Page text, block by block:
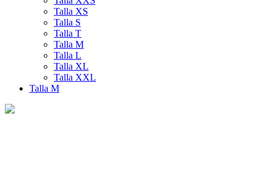
Talla XS
Talla S
Talla T
Talla M
Talla L
Talla XL
Talla XXL
Talla M